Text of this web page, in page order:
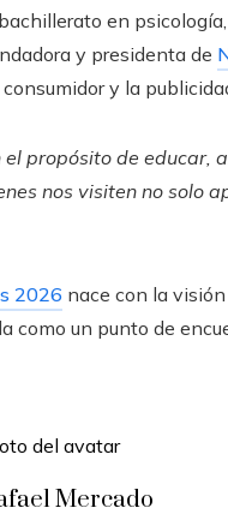
en
y presidenta de
y la
propósito de educar,
nos visiten no solo
2026 nace con la
como un punto de
Mercado